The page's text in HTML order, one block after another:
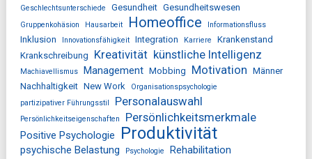
Geschlechtsunterschiede
Gesundheit Gesundheitswesen
Gruppenkohäsion Hausarbeit Homeoffice Informationsfluss
Inklusion Innovationsfähigkeit Integration Karriere
Krankenstand
Krankschreibung
Kreativität künstliche Intelligenz
Machiavellismus Management Mobbing Motivation Männer
Nachhaltigkeit New Work
Organisationspsychologie
partizipativer Führungsstil
Personalauswahl
Persönlichkeitseigenschaften Persönlichkeitsmerkmale
Positive Psychologie Produktivität
psychische Belastung Psychologie Rehabilitation